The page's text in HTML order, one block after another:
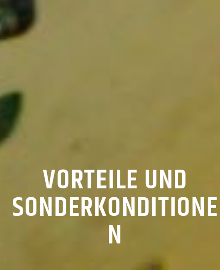
VORTEILE UND
SONDERKONDITIONE
N